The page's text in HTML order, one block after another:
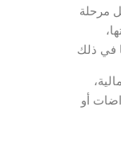
مرحلة
في ذلك
أو